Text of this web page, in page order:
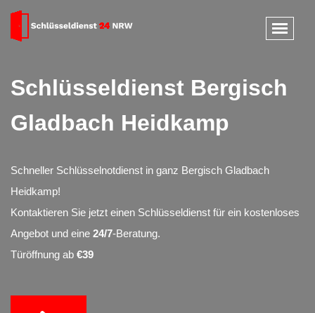
Schlüsseldienst Bergisch
Gladbach Heidkamp
Schneller Schlüsselnotdienst in ganz Bergisch Gladbach
Heidkamp!
Kontaktieren Sie jetzt einen Schlüsseldienst für ein kostenloses
Angebot und eine 24/7-Beratung.
Türöffnung ab €39